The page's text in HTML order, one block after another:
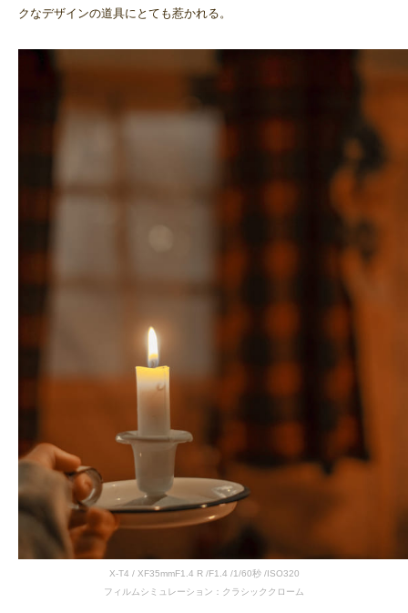
クなデザインの道具にとても惹かれる。
X-T4 / XF35mmF1.4 R /F1.4 /1/60秒 /ISO320
フィルムシミュレーション：クラシッククローム